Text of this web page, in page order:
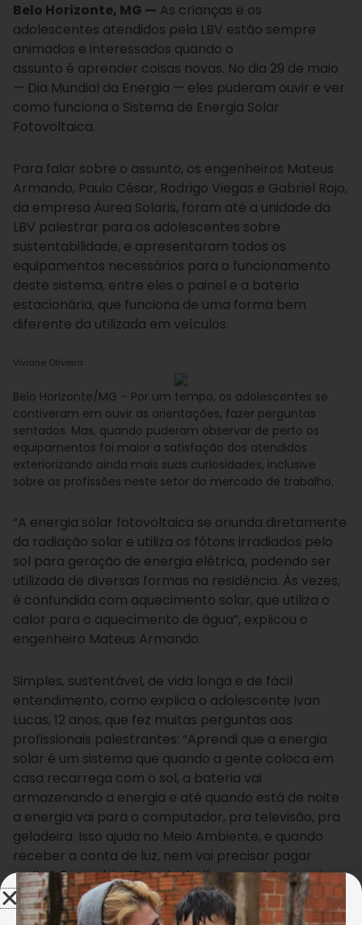
Belo Horizonte, MG — As crianças e os
adolescentes atendidos pela LBV estão sempre
animados e interessados quando o
assunto é aprender coisas novas. No dia 29 de maio
— Dia Mundial da Energia — eles puderam ouvir e ver
como funciona o Sistema de Energia Solar
Fotovoltaica.
Para falar sobre o assunto, os engenheiros Mateus
Armando, Paulo César, Rodrigo Viegas e Gabriel Rojo,
da empresa Áurea Solaris, foram até a unidade da
LBV palestrar para os adolescentes sobre
sustentabilidade, e apresentaram todos os
equipamentos necessários para o funcionamento
deste sistema, entre eles o painel e a bateria
estacionária, que funciona de uma forma bem
diferente da utilizada em veículos.
Viviane Oliveira
Belo Horizonte/MG – Por um tempo, os adolescentes se
contiveram em ouvir as orientações, fazer perguntas
sentados. Mas, quando puderam observar de perto os
equipamentos foi maior a satisfação dos atendidos
exteriorizando ainda mais suas curiosidades, inclusive
sobre as profissões neste setor do mercado de trabalho.
“A energia solar fotovoltaica se oriunda diretamente
da radiação solar e utiliza os fótons irradiados pelo
sol para geração de energia elétrica, podendo ser
utilizada de diversas formas na residência. Ás vezes,
é confundida com aquecimento solar, que utiliza o
calor para o aquecimento de água”, explicou o
engenheiro Mateus Armando.
Simples, sustentável, de vida longa e de fácil
entendimento, como explica o adolescente Ivan
Lucas, 12 anos, que fez muitas perguntas aos
profissionais palestrantes: “Aprendi que a energia
solar é um sistema que quando a gente coloca em
casa recarrega com o sol, a bateria vai
armazenando a energia e até quando está de noite
a energia vai para o computador, pra televisão, pra
geladeira. Isso ajuda no Meio Ambiente, e quando
receber a conta de luz, nem vai precisar pagar
muito”. E concluiu: “Para trabalhar com isto precisa
estudar física e matemática. Eu gostei da energia
solar!”, disse todo empolgado.